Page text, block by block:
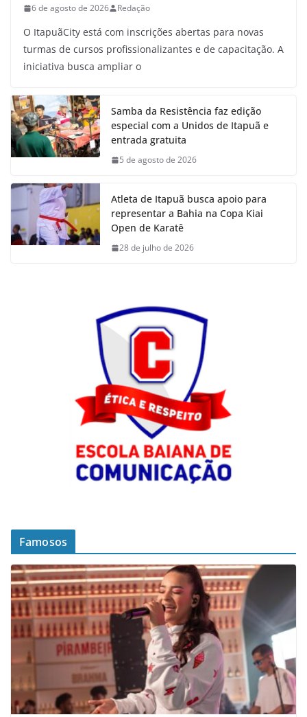
6 de agosto de 2026 Redação
O ItapuãCity está com inscrições abertas para novas
turmas de cursos profissionalizantes e de capacitação. A
iniciativa busca ampliar o
Samba da Resistência faz edição
especial com a Unidos de Itapuã e
entrada gratuita
5 de agosto de 2026
Atleta de Itapuã busca apoio para
representar a Bahia na Copa Kiai
Open de Karatê
28 de julho de 2026
Famosos